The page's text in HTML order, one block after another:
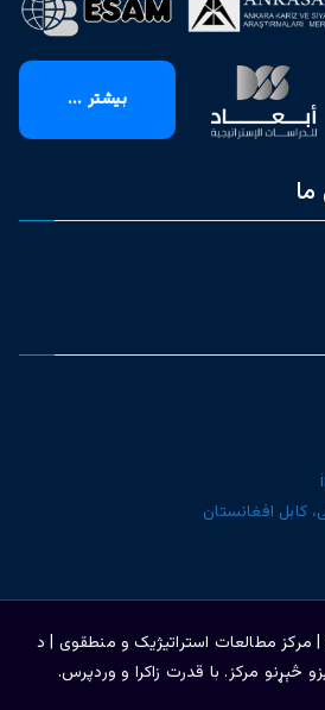
بیشتر ...
کابل افغانستان
CSRS | مرکز مطالعات استراتیژيک و منطقوی | د
څېړنو مرکز. با قدرت زاکرا و وردپرس.